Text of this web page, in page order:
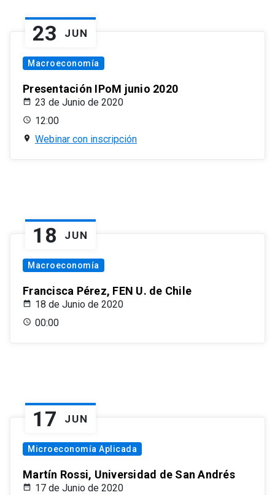
23 JUN
Macroeconomía
Presentación IPoM junio 2020
23 de Junio de 2020
12:00
Webinar con inscripción
18 JUN
Macroeconomía
Francisca Pérez, FEN U. de Chile
18 de Junio de 2020
00:00
17 JUN
Microeconomía Aplicada
Martín Rossi, Universidad de San Andrés
17 de Junio de 2020